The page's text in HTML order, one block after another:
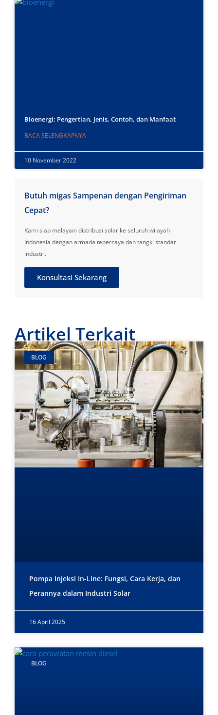
Bioenergi: Pengertian, Jenis, Contoh, dan Manfaat
BACA SELENGKAPNYA
10 November 2022
Butuh migas Sampenan dengan Pengiriman
Cepat?
Kami siap melayani distribusi solar ke seluruh wilayah
Indonesia dengan armada tepercaya dan tangki standar
industri.
Konsultasi Sekarang
Artikel Terkait
BLOG
Pompa Injeksi In-Line: Fungsi, Cara Kerja, dan
Perannya dalam Industri Solar
16 April 2025
BLOG